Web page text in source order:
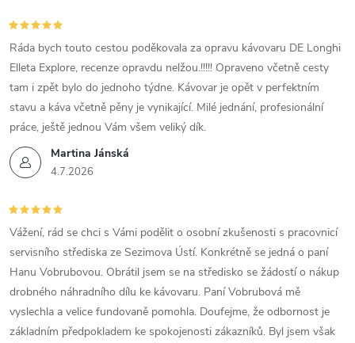
p
i
s
u
Martina Jánská
4.7.2026
Ráda bych touto cestou poděkovala za opravu kávovaru DE Longhi
Elleta Explore, recenze opravdu nelžou.!!!!! Opraveno včetně cesty
tam i zpět bylo do jednoho týdne. Kávovar je opět v perfektním
stavu a káva včetně pěny je vynikající. Milé jednání, profesionální
práce, ještě jednou Vám všem veliký dík.
Vážení, rád se chci s Vámi podělit o osobní zkušenosti s pracovnicí
servisního střediska ze Sezimova Ústí. Konkrétně se jedná o paní
Hanu Vobrubovou. Obrátil jsem se na středisko se žádostí o nákup
drobného náhradního dílu ke kávovaru. Paní Vobrubová mě
vyslechla a velice fundovaně pomohla. Doufejme, že odbornost je
základním předpokladem ke spokojenosti zákazníků. Byl jsem však